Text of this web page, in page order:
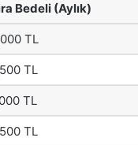
Bedeli (Aylık)
TL
TL
TL
TL